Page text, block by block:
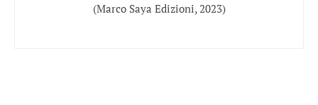
(Marco Saya Edizioni, 2023)